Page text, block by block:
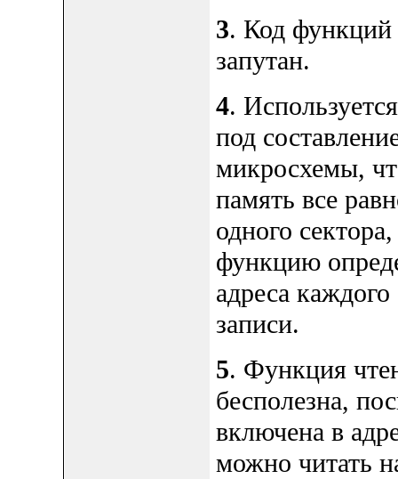
3. Код функций
запутан.
4.
под
микросхемы,
память все
одного
функцию
адреса
записи.
5. Функция
бесполезна,
включена в
можно читать